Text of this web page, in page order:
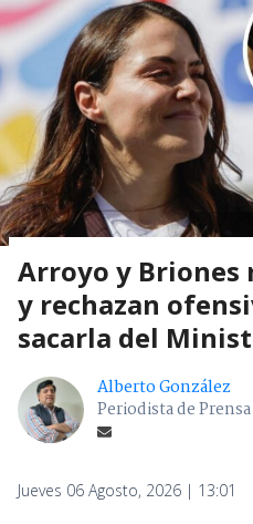
Arroyo y Briones
y rechazan
sacarla del
Alberto González
Periodista de
Jueves 06 Agosto, 2026 | 13:01